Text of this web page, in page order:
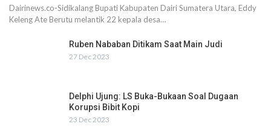
Dairinews.co-Sidikalang Bupati Kabupaten Dairi Sumatera Utara, Eddy
Keleng Ate Berutu melantik 22 kepala desa…
Ruben Nababan Ditikam Saat Main Judi
27 Dec 2023
Delphi Ujung: LS Buka-Bukaan Soal Dugaan
Korupsi Bibit Kopi
23 Dec 2023